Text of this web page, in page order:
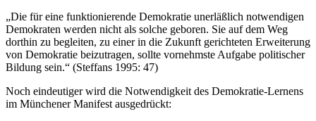
„Die für eine funktionierende Demokratie unerläßlich notwendigen
Demokraten werden nicht als solche geboren. Sie auf dem Weg
dorthin zu begleiten, zu einer in die Zukunft gerichteten Erweiterung
von Demokratie beizutragen, sollte vornehmste Aufgabe politischer
Bildung sein.“ (Steffans 1995: 47)
Noch eindeutiger wird die Notwendigkeit des Demokratie-Lernens
im Münchener Manifest ausgedrückt: